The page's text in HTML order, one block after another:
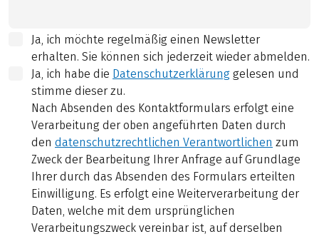
Ja, ich möchte regelmäßig einen Newsletter
erhalten. Sie können sich jederzeit wieder abmelden.
Ja, ich habe die Datenschutzerklärung gelesen und
stimme dieser zu.
Nach Absenden des Kontaktformulars erfolgt eine
Verarbeitung der oben angeführten Daten durch
den datenschutzrechtlichen Verantwortlichen zum
Zweck der Bearbeitung Ihrer Anfrage auf Grundlage
Ihrer durch das Absenden des Formulars erteilten
Einwilligung. Es erfolgt eine Weiterverarbeitung der
Daten, welche mit dem ursprünglichen
Verarbeitungszweck vereinbar ist, auf derselben